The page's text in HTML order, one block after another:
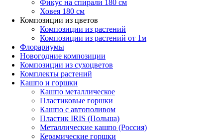
Фикус на спирали 180 см
Ховея 180 см
Композиции из цветов
Композиции из растений
Композиции из растений от 1м
Флорариумы
Новогодние композиции
Композиции из сухоцветов
Комплекты растений
Кашпо и горшки
Кашпо металлическое
Пластиковые горшки
Кашпо с автополивом
Пластик IRIS (Польша)
Металлические кашпо (Россия)
Керамические горшки